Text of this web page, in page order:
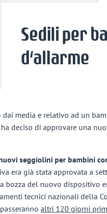
Sedili per
d‘allarme
dai media e relativo ad un
deciso di approvare una
seggiolini per bambini
era già stata approvata a
bozza del nuovo dispositivo
tecnici nazionali della
altri 120 giorni